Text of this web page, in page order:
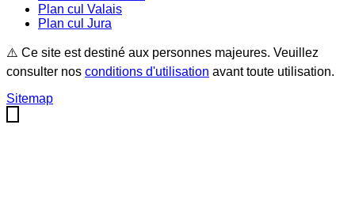
Plan cul Valais
Plan cul Jura
⚠️ Ce site est destiné aux personnes majeures. Veuillez
consulter nos conditions d'utilisation avant toute utilisation.
Sitemap